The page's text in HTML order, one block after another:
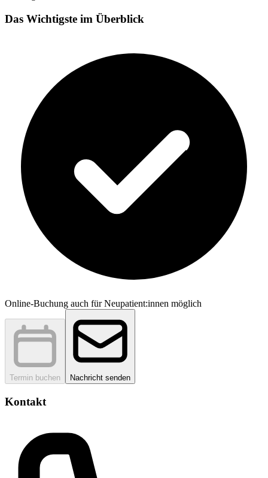
Das Wichtigste im Überblick
Online-Buchung auch für Neupatient:innen möglich
Termin buchen Nachricht senden
Kontakt